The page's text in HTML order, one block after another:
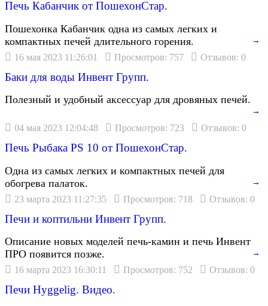
Печь Кабанчик от ПошехонСтар.
Пошехонка Кабанчик одна из самых легких и
компактных печей длительного горения.
→
16 мая 2023 11:26:01 Просмотров: 757 Отзывов: 0
Баки для воды Инвент Групп.
Полезный и удобный аксессуар для дровяных печей.
→
04 мая 2023 12:04:48 Просмотров: 723 Отзывов: 0
Печь Рыбака PS 10 от ПошехонСтар.
Одна из самых легких и компактных печей для
обогрева палаток.
→
23 марта 2023 11:27:35 Просмотров: 718 Отзывов: 0
Печи и коптильни Инвент Групп.
Описание новых моделей печь-камин и печь Инвент
ПРО появится позже.
→
16 марта 2023 16:30:11 Просмотров: 752 Отзывов: 0
Печи Hyggelig. Видео.